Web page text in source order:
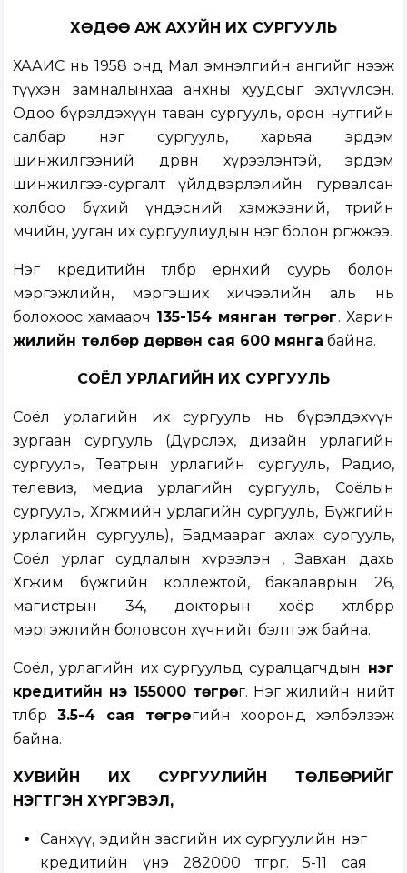
ХӨДӨӨ АЖ АХУЙН ИХ СУРГУУЛЬ
ХААИС нь 1958 онд Мал эмнэлгийн ангийг нээж
түүхэн замналынхаа анхны хуудсыг эхлүүлсэн.
Одоо бүрэлдэхүүн таван сургууль, орон нутгийн
салбар нэг сургууль, харьяа эрдэм
шинжилгээний дөрвөн хүрээлэнтэй, эрдэм
шинжилгээ-сургалт үйлдвэрлэлийн гурвалсан
холбоо бүхий үндэсний хэмжээний, төрийн
өмчийн, ууган их сургуулиудын нэг болон өргөжжээ.
Нэг кредитийн төлбөр ерөнхий суурь болон
мэргэжлийн, мэргэших хичээлийн аль нь
болохоос хамаарч 135-154 мянган төгрөг. Харин
жилийн төлбөр дөрвөн сая 600 мянга байна.
СОЁЛ УРЛАГИЙН ИХ СУРГУУЛЬ
Соёл урлагийн их сургууль нь бүрэлдэхүүн
зургаан сургууль (Дүрслэх, дизайн урлагийн
сургууль, Театрын урлагийн сургууль, Радио,
телевиз, медиа урлагийн сургууль, Соёлын
сургууль, Хөгжмийн урлагийн сургууль, Бүжгийн
урлагийн сургууль), Бадмаараг ахлах сургууль,
Соёл урлаг судлалын хүрээлэн , Завхан дахь
Хөгжим бүжгийн коллежтой, бакалаврын 26,
магистрын 34, докторын хоёр хөтөлбөрөөр
мэргэжлийн боловсон хүчнийг бэлтгэж байна.
Соёл, урлагийн их сургуульд суралцагчдын нэг
кредитийн үнэ 155000 төгрөг. Нэг жилийн нийт
төлбөр3.5-4 сая төгрөгийн хооронд хэлбэлзэж
байна.
ХУВИЙН ИХ СУРГУУЛИЙН ТӨЛБӨРИЙГ
НЭГТГЭН ХҮРГЭВЭЛ,
Санхүү, эдийн засгийн их сургуулийн нэг
кредитийн үнэ 282000 төгрөг. 5-11 сая